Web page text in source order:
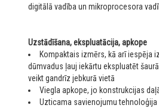
digitālā vadība un mikroprocesora
Uzstādīšana, ekspluatācija, apkope
Kompaktais izmērs, kā arī iespēja
dūmvadus ļauj iekārtu ekspluatēt
veikt gandrīz jebkurā vietā
Viegla apkope, jo konstrukcijas
Uzticama savienojumu tehnoloģija